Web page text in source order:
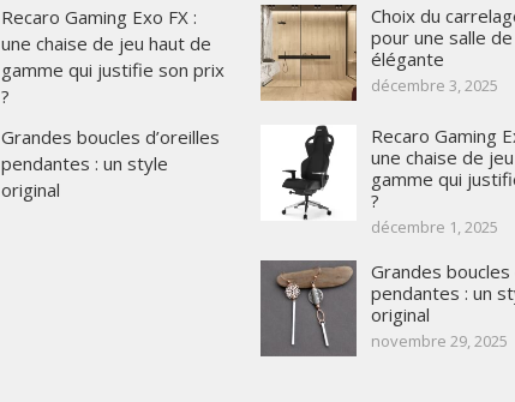
Recaro Gaming Exo FX :
une chaise de jeu haut de
gamme qui justifie son prix
?
Grandes boucles d’oreilles
pendantes : un style
original
Choix du
pour une salle de
élégante
décembre 3, 2025
Recaro Gaming
une chaise de
gamme qui
?
décembre 1, 2025
Grandes boucles
pendantes : un
original
novembre 29, 2025